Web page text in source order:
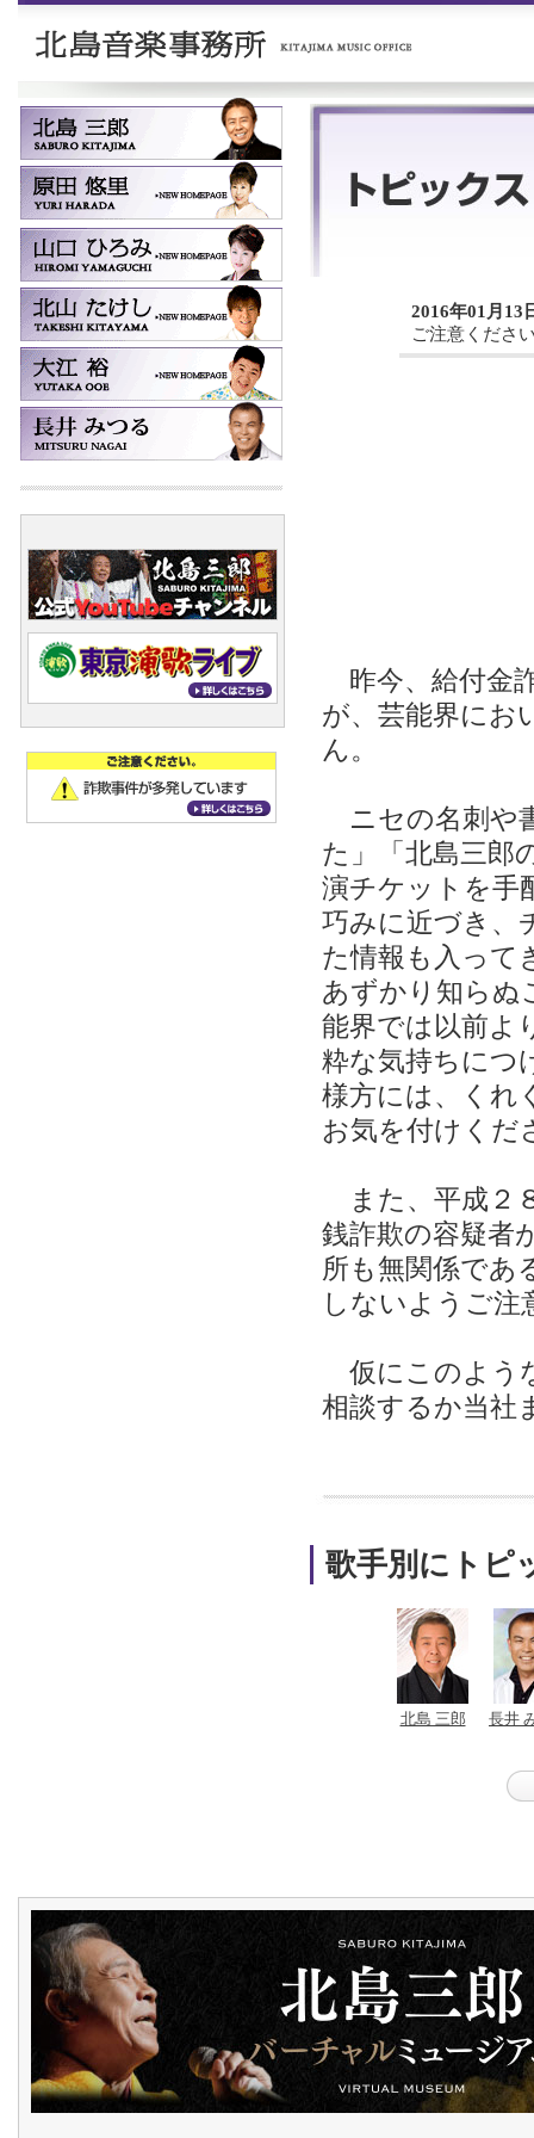
2016年01月13
ご注意くださ
昨今、給付金
が、芸能界にお
ん。
ニセの名刺や
た」「北島三郎
演チケットを手
巧みに近づき、
た情報も入って
あずかり知らぬ
能界では以前よ
粋な気持ちにつ
様方には、くれ
お気を付けくだ
また、平成２
銭詐欺の容疑者
所も無関係であ
しないようご注
仮にこのよう
相談するか当社
歌手別にトピ
北島 三郎 長井